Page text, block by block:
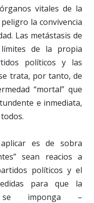
vitales de la
la convivencia
Las metástasis de
de la propia
políticos y las
trata, por tanto, de
“mortal” que
e inmediata,
es de sobra
sean reacios a
políticos y el
para que la
se imponga –